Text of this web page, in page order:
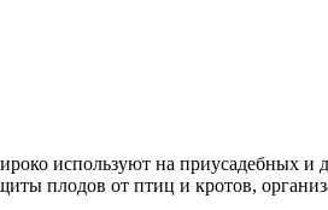
используют на приусадебных и
плодов от птиц и кротов,